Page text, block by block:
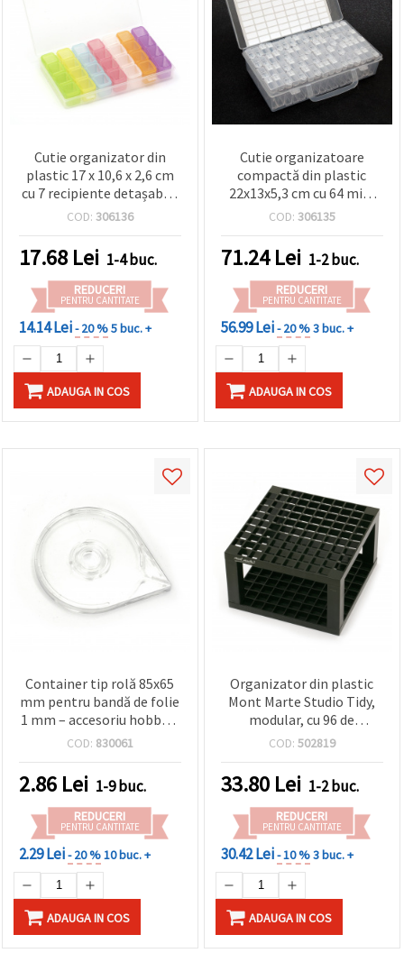
Cutie organizator din
plastic 17 x 10,6 x 2,6 cm
cu 7 recipiente detașabile
10 x 2,4 x 2,1 cm, fiecare cu
capace individuale
COD: 306136
17.68 Lei 1-4 buc.
REDUCERI
PENTRU CANTITATE
14.14 Lei- 20 %5 buc. +
ADAUGA IN COS
Cutie organizatoare
compactă din plastic
22x13x5,3 cm cu 64 mini
compartimente –
accesorii pentru bijuterii
și proiecte DIY, hobby &
handmade
COD: 306135
71.24Lei 1-2 buc.
REDUCERI
PENTRU CANTITATE
56.99 Lei- 20 %3 buc. +
ADAUGA IN COS
Container tip rolă 85x65
mm pentru bandă de folie
1 mm – accesoriu hobby &
craft DIY
COD: 830061
2.86 Lei 1-9 buc.
REDUCERI
PENTRU CANTITATE
2.29 Lei- 20 %10 buc. +
ADAUGA IN COS
Organizator din plastic
Mont Marte Studio Tidy,
modular, cu 96 de
compartimente, 14,6 x 8,7
COD: 502819
33.80 Lei 1-2 buc.
REDUCERI
PENTRU CANTITATE
30.42 Lei- 10 %3 buc. +
ADAUGA IN COS